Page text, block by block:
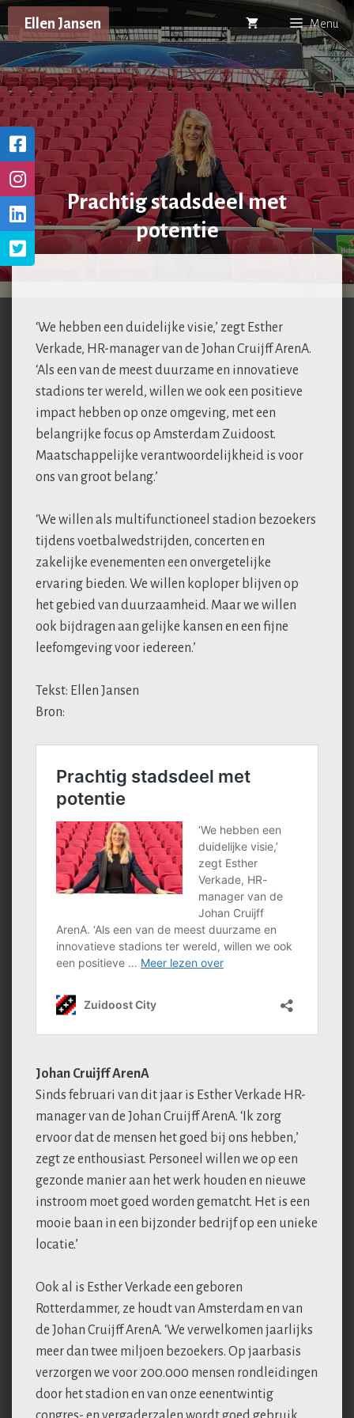
Ga
naar
inhoud
Ellen Jansen Menu
Prachtig stadsdeel met
potentie
‘We hebben een duidelijke visie,’ zegt Esther
Verkade, HR-manager van de Johan Cruijff ArenA.
‘Als een van de meest duurzame en innovatieve
stadions ter wereld, willen we ook een positieve
impact hebben op onze omgeving, met een
belangrijke focus op Amsterdam Zuidoost.
Maatschappelijke verantwoordelijkheid is voor
ons van groot belang.’
‘We willen als multifunctioneel stadion bezoekers
tijdens voetbalwedstrijden, concerten en
zakelijke evenementen een onvergetelijke
ervaring bieden. We willen koploper blijven op
het gebied van duurzaamheid. Maar we willen
ook bijdragen aan gelijke kansen en een fijne
leefomgeving voor iedereen.’
Tekst: Ellen Jansen
Bron:
Johan Cruijff ArenA
Sinds februari van dit jaar is Esther Verkade HR-
manager van de Johan Cruijff ArenA. ‘Ik zorg
ervoor dat de mensen het goed bij ons hebben,’
zegt ze enthousiast. Personeel willen we op een
gezonde manier aan het werk houden en nieuwe
instroom moet goed worden gematcht. Het is een
mooie baan in een bijzonder bedrijf op een unieke
locatie.’
Ook al is Esther Verkade een geboren
Rotterdammer, ze houdt van Amsterdam en van
de Johan Cruijff ArenA. ‘We verwelkomen jaarlijks
meer dan twee miljoen bezoekers. Op jaarbasis
verzorgen we voor 200.000 mensen rondleidingen
door het stadion en van onze eenentwintig